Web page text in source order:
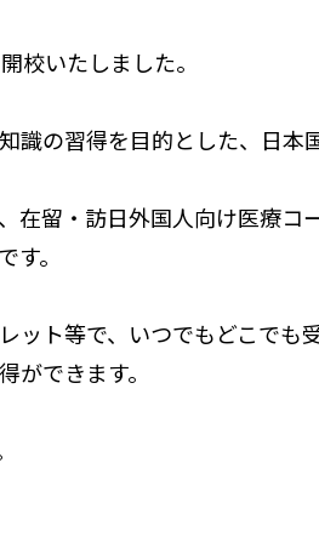
校いたしました。
識の習得を目的とした、日本
在留・訪日外国人向け医療コ
。
ット等で、いつでもどこでも
ができます。